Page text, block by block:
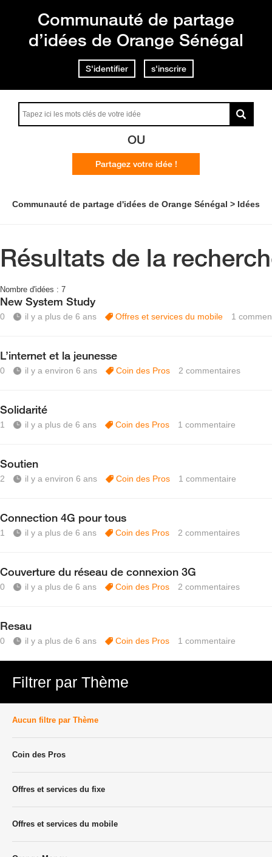
Communauté de partage
d’idées de Orange Sénégal
S'identifier s'inscrire
OU
Partagez votre idée !
Communauté de partage d'idées de Orange Sénégal Idées
Résultats de la
Nombre d'idées : 7
New System Study
0 il y a plus de 6 ans Offres et services du mobile 1
L’internet et la jeunesse
0 il y a environ 6 ans Coin des Pros 2 commentaires
Solidarité
1 il y a plus de 6 ans Coin des Pros 1 commentaire
Soutien
2 il y a environ 6 ans Coin des Pros 1 commentaire
Connection 4G pour tous
1 il y a plus de 6 ans Coin des Pros 2 commentaires
Couverture du réseau de connexion 3G
0 il y a plus de 6 ans Coin des Pros 2 commentaires
Resau
0 il y a plus de 6 ans Coin des Pros 1 commentaire
Filtrer par Thème
Aucun filtre par Thème
Coin des Pros
Offres et services du fixe
Offres et services du mobile